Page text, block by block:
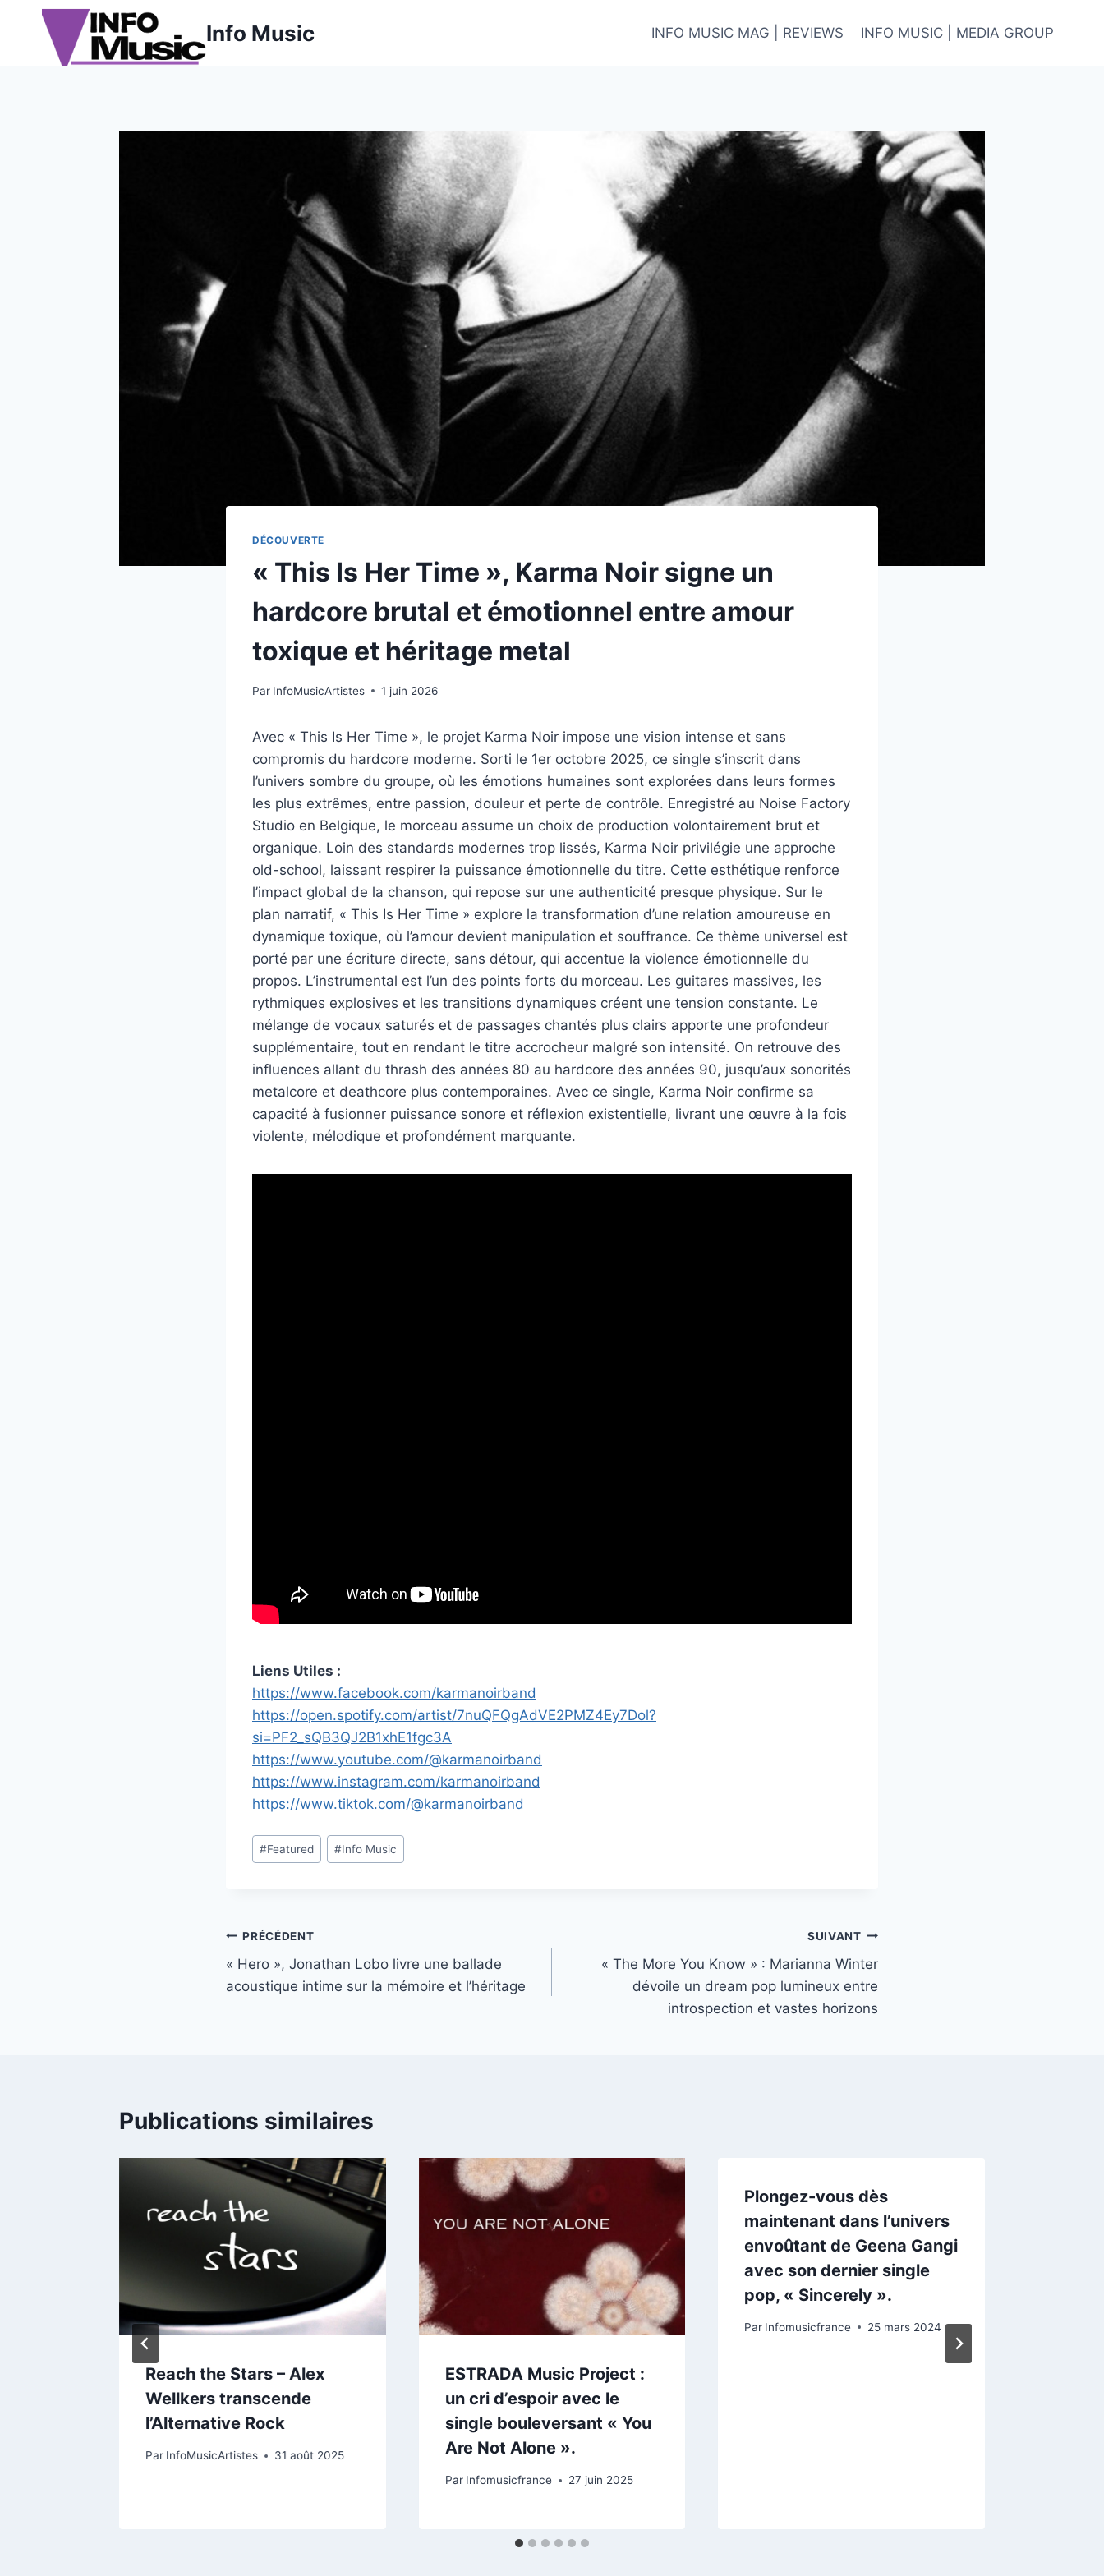
Info Music INFO MUSIC MAG | REVIEWS INFO MUSIC | MEDIA GROUP
DÉCOUVERTE
« This Is Her Time », Karma Noir signe un
hardcore brutal et émotionnel entre amour
toxique et héritage metal
Par InfoMusicArtistes 1 juin 2026
Avec « This Is Her Time », le projet Karma Noir impose une vision intense et sans
compromis du hardcore moderne. Sorti le 1er octobre 2025, ce single s’inscrit dans
l’univers sombre du groupe, où les émotions humaines sont explorées dans leurs formes
les plus extrêmes, entre passion, douleur et perte de contrôle. Enregistré au Noise Factory
Studio en Belgique, le morceau assume un choix de production volontairement brut et
organique. Loin des standards modernes trop lissés, Karma Noir privilégie une approche
old-school, laissant respirer la puissance émotionnelle du titre. Cette esthétique renforce
l’impact global de la chanson, qui repose sur une authenticité presque physique. Sur le
plan narratif, « This Is Her Time » explore la transformation d’une relation amoureuse en
dynamique toxique, où l’amour devient manipulation et souffrance. Ce thème universel est
porté par une écriture directe, sans détour, qui accentue la violence émotionnelle du
propos. L’instrumental est l’un des points forts du morceau. Les guitares massives, les
rythmiques explosives et les transitions dynamiques créent une tension constante. Le
mélange de vocaux saturés et de passages chantés plus clairs apporte une profondeur
supplémentaire, tout en rendant le titre accrocheur malgré son intensité. On retrouve des
influences allant du thrash des années 80 au hardcore des années 90, jusqu’aux sonorités
metalcore et deathcore plus contemporaines. Avec ce single, Karma Noir confirme sa
capacité à fusionner puissance sonore et réflexion existentielle, livrant une œuvre à la fois
violente, mélodique et profondément marquante.
Liens Utiles :
https://www.facebook.com/karmanoirband
https://open.spotify.com/artist/7nuQFQgAdVE2PMZ4Ey7Dol?
si=PF2_sQB3QJ2B1xhE1fgc3A
https://www.youtube.com/@karmanoirband
https://www.instagram.com/karmanoirband
https://www.tiktok.com/@karmanoirband
Étiquettes
de
#Featured #Info Music
Navigation
de
PRÉCÉDENT
« Hero », Jonathan Lobo livre une ballade
acoustique intime sur la mémoire et l’héritage
SUIVANT
« The More You Know » : Marianna Winter
dévoile un dream pop lumineux entre
introspection et vastes horizons
Publications similaires
Reach the Stars – Alex
Wellkers transcende
l’Alternative Rock
Par InfoMusicArtistes 31 août 2025
ESTRADA Music Project :
un cri d’espoir avec le
single bouleversant « You
Are Not Alone ».
Par Infomusicfrance 27 juin 2025
Plongez-vous dès
maintenant dans l’univers
envoûtant de Geena Gangi
avec son dernier single
pop, « Sincerely ».
Par Infomusicfrance 25 mars 2024